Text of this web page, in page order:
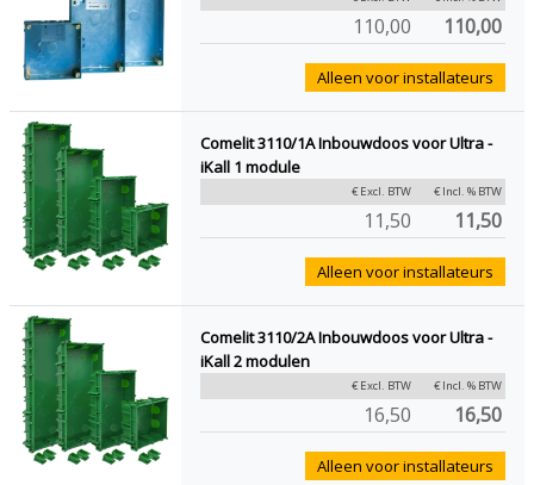
110,00 110,00
Alleen voor installateurs
Comelit 3110/1A Inbouwdoos voor Ultra -
iKall 1 module
€ Excl. BTW € Incl. % BTW
11,50 11,50
Alleen voor installateurs
Comelit 3110/2A Inbouwdoos voor Ultra -
iKall 2 modulen
€ Excl. BTW € Incl. % BTW
16,50 16,50
Alleen voor installateurs